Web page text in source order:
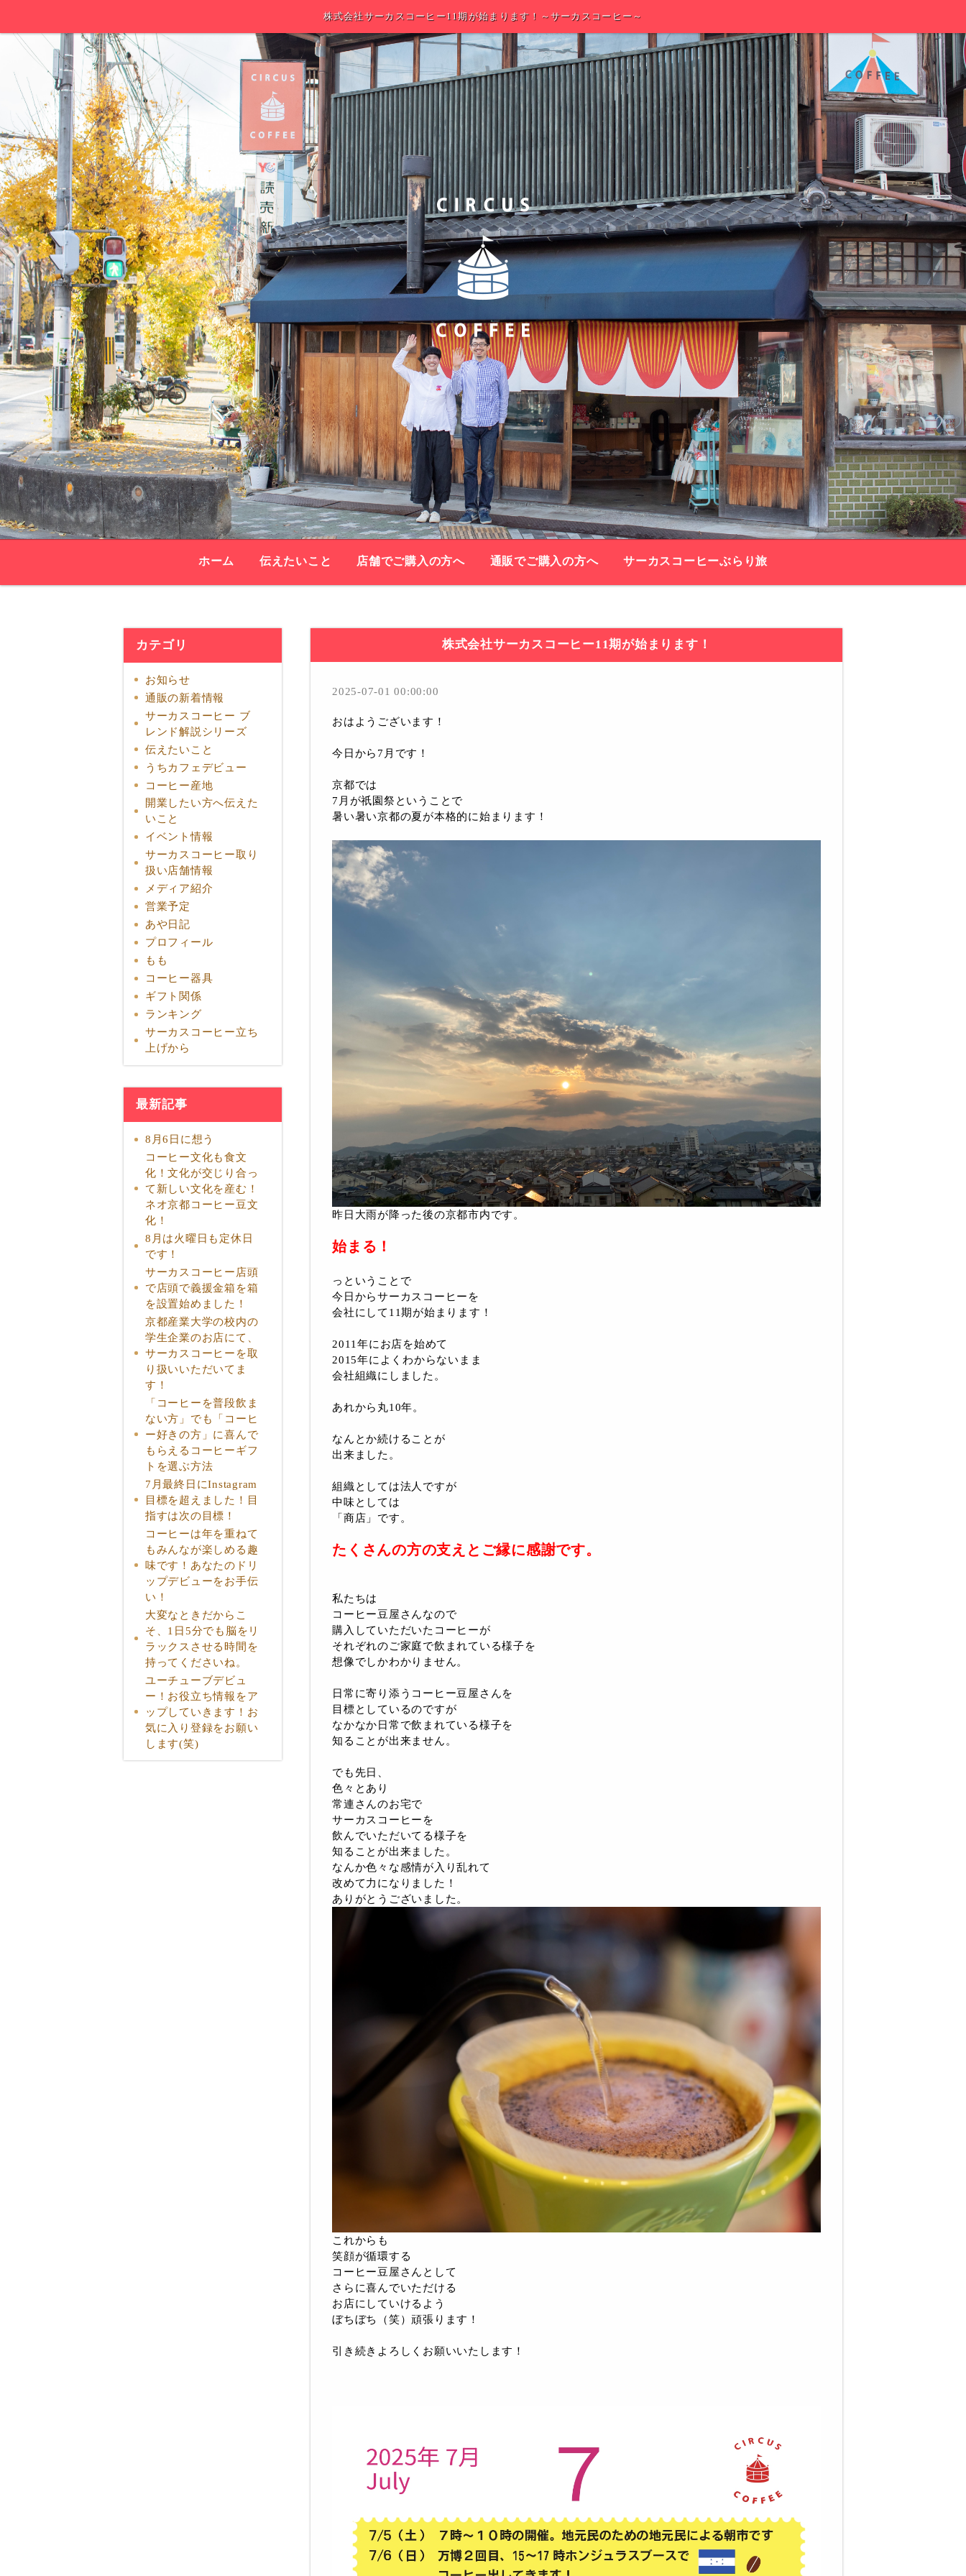
株式会社サーカスコーヒー11期が始まります！～サーカスコーヒー～
ホーム 伝えたいこと 店舗でご購入の方へ 通販でご購入の方へ サーカスコーヒーぶらり旅
カテゴリ
お知らせ
通販の新着情報
サーカスコーヒー ブ
レンド解説シリーズ
伝えたいこと
うちカフェデビュー
コーヒー産地
開業したい方へ伝えた
いこと
イベント情報
サーカスコーヒー取り
扱い店舗情報
メディア紹介
営業予定
あや日記
プロフィール
もも
コーヒー器具
ギフト関係
ランキング
サーカスコーヒー立ち
上げから
最新記事
8月6日に想う
コーヒー文化も食文
化！文化が交じり合っ
て新しい文化を産む！
ネオ京都コーヒー豆文
化！
8月は火曜日も定休日
です！
サーカスコーヒー店頭
で店頭で義援金箱を箱
を設置始めました！
京都産業大学の校内の
学生企業のお店にて、
サーカスコーヒーを取
り扱いいただいてま
す！
「コーヒーを普段飲ま
ない方」でも「コーヒ
ー好きの方」に喜んで
もらえるコーヒーギフ
トを選ぶ方法
7月最終日にInstagram
目標を超えました！目
指すは次の目標！
コーヒーは年を重ねて
もみんなが楽しめる趣
味です！あなたのドリ
ップデビューをお手伝
い！
大変なときだからこ
そ、1日5分でも脳をリ
ラックスさせる時間を
持ってくださいね。
ユーチューブデビュ
ー！お役立ち情報をア
ップしていきます！お
気に入り登録をお願い
します(笑)
株式会社サーカスコーヒー11期が始まります！
2025-07-01 00:00:00
おはようございます！
今日から7月です！
京都では
7月が祇園祭ということで
暑い暑い京都の夏が本格的に始まります！
昨日大雨が降った後の京都市内です。
始まる！
っということで
今日からサーカスコーヒーを
会社にして11期が始まります！
2011年にお店を始めて
2015年によくわからないまま
会社組織にしました。
あれから丸10年。
なんとか続けることが
出来ました。
組織としては法人ですが
中味としては
「商店」です。
たくさんの方の支えと ご縁に感謝です。
私たちは
コーヒー豆屋さんなので
購入していただいたコーヒーが
それぞれのご家庭で飲まれている様子を
想像でしかわかりません。
日常に寄り添うコーヒー豆屋さんを
目標としているのですが
なかなか日常で飲まれている様子を
知ることが出来ません。
でも先日、
色々とあり
常連さんのお宅で
サーカスコーヒーを
飲んでいただいてる様子を
知ることが出来ました。
なんか色々な感情が入り乱れて
改めて力になりました！
ありがとうございました。
これからも
笑顔が循環する
コーヒー豆屋さんとして
さらに喜んでいただける
お店にしていけるよう
ぼちぼち（笑）頑張ります！
引き続きよろしくお願いいたします！